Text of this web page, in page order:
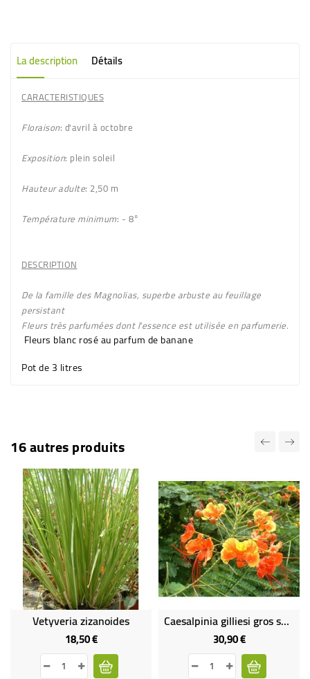
La description Détails
CARACTERISTIQUES
Floraison: d'avril à octobre
Exposition: plein soleil
Hauteur adulte: 2,50 m
Température minimum: - 8°
DESCRIPTION
De la famille des Magnolias, superbe arbuste au feuillage
persistant
Fleurs très parfumées dont l'essence est utilisée en parfumerie.
Fleurs blanc roséau parfum debanane
Pot de 3 litres
16 autres produits
Vetyveria zizanoides
18,50 €Prix
Caesalpinia gilliesi gros sujet
30,90 €Prix